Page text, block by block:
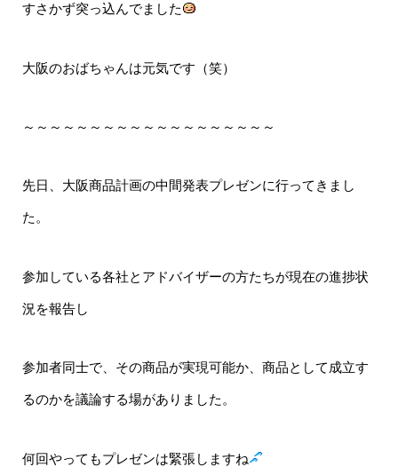
すさかず突っ込んでました
大阪のおばちゃんは元気です（笑）
～～～～～～～～～～～～～～～～～～～
先日、大阪商品計画の中間発表プレゼンに行ってきまし
た。
参加している各社とアドバイザーの方たちが現在の進捗状
況を報告し
参加者同士で、その商品が実現可能か、商品として成立す
るのかを議論する場がありました。
何回やってもプレゼンは緊張しますね